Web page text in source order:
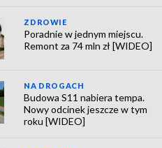
ZDROWIE
Poradnie w jednym miejscu.
Remont za 74 mln zł [WIDEO]
NA DROGACH
Budowa S11 nabiera tempa.
Nowy odcinek jeszcze w tym
roku [WIDEO]